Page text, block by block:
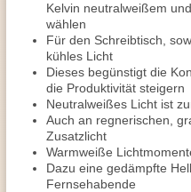
Kelvin neutralweißem
wählen
Für den Schreibtisch,
kühles Licht
Dieses begünstigt die
die Produktivität steigern
Neutralweißes Licht ist
Auch an regnerischen,
Zusatzlicht
Warmweiße
Dazu eine gedämpfte
Fernsehabende